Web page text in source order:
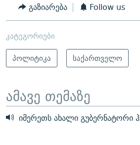
გაზიარება Follow us
კატეგორიები
პოლიტიკა
საქართველო
ამავე თემაზე
იმერეთს ახალი გუბერნატორი